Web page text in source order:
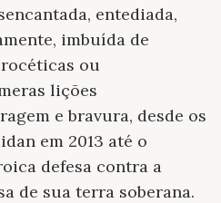
entediada,
imbuída de
ou
lições
e bravura, desde os
em 2013 até o
defesa contra a
de sua terra soberana.